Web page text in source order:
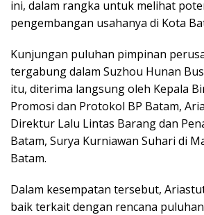
ini, dalam rangka untuk melihat
pengembangan usahanya di Kota
Kunjungan puluhan pimpinan
tergabung dalam Suzhou Hunan
itu, diterima langsung oleh Kepala
Promosi dan Protokol BP Batam,
Direktur Lalu Lintas Barang dan
Batam, Surya Kurniawan Suhari di
Batam.
Dalam kesempatan tersebut,
baik terkait dengan rencana